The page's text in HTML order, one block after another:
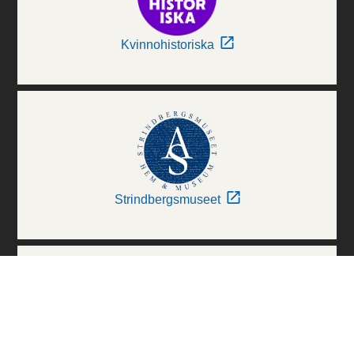
Kvinnohistoriska
Strindbergsmuseet